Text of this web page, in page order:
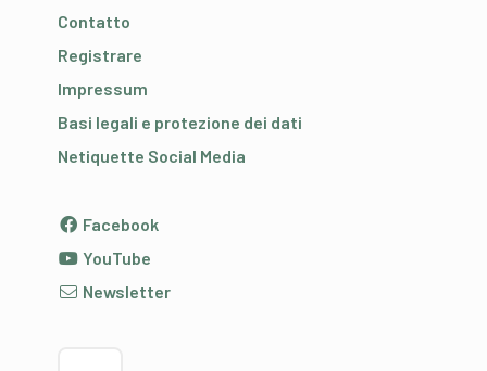
Contatto
Registrare
Impressum
Basi legali e protezione dei dati
Netiquette Social Media
Facebook
YouTube
Newsletter